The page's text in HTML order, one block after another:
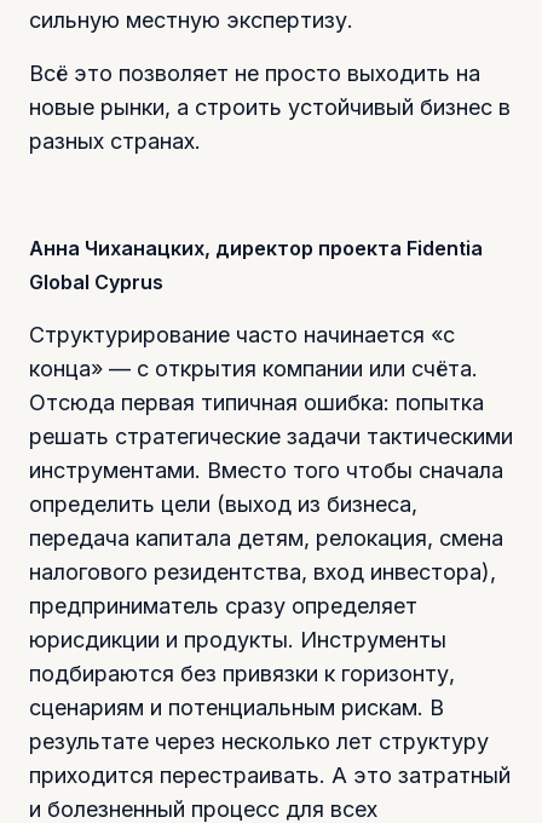
сильную местную экспертизу.
Всё это позволяет не просто выходить на
новые рынки, а строить устойчивый бизнес в
разных странах.
Анна Чиханацких, директор проекта Fidentia
Global Cyprus
Структурирование часто начинается «с
конца» — с открытия компании или счёта.
Отсюда первая типичная ошибка: попытка
решать стратегические задачи тактическими
инструментами. Вместо того чтобы сначала
определить цели (выход из бизнеса,
передача капитала детям, релокация, смена
налогового резидентства, вход инвестора),
предприниматель сразу определяет
юрисдикции и продукты. Инструменты
подбираются без привязки к горизонту,
сценариям и потенциальным рискам. В
результате через несколько лет структуру
приходится перестраивать. А это затратный
и болезненный процесс для всех